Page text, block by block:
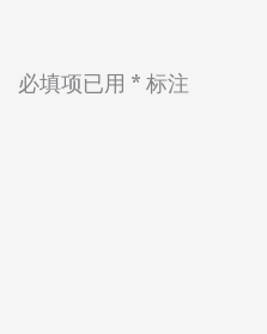
必填项已用 * 标注